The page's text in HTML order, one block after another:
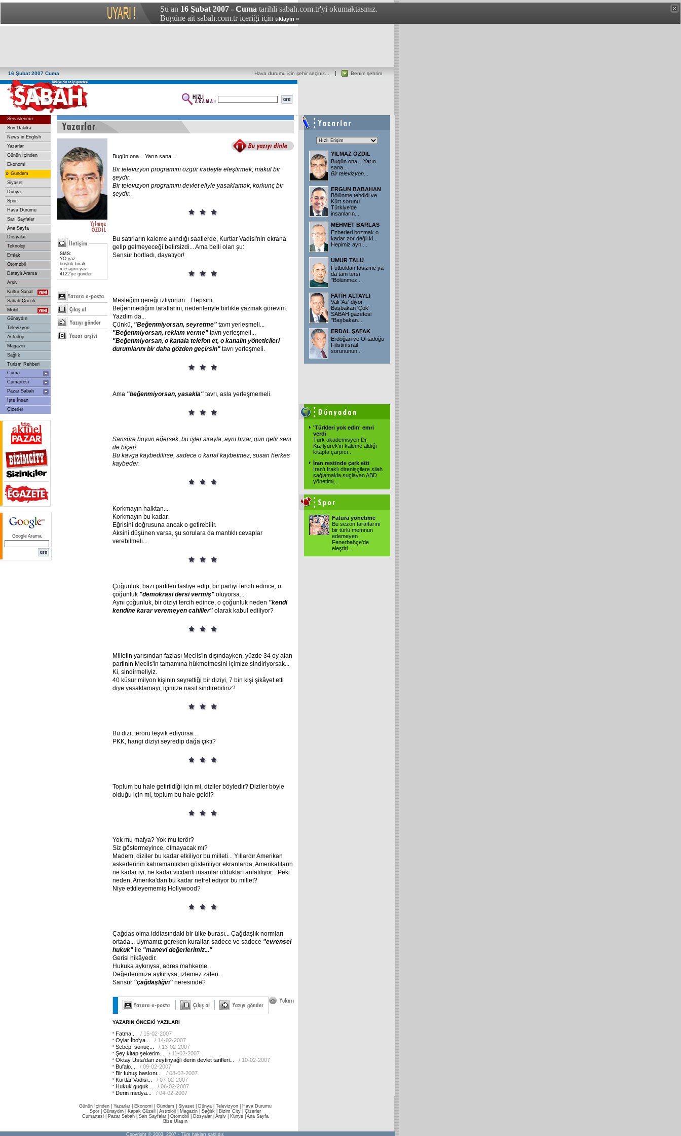
Şu an 16 Şubat 2007 - Cuma tarihli sabah.com.tr'yi okumaktasınız.
Bugüne ait sabah.com.tr içeriği için tıklayın »
16 Şubat 2007 Cuma Benim şehrim
Hava durumu için şehir seçiniz...
Servislerimiz
Son Dakika
News in English
Yazarlar
Günün İçinden
Ekonomi
» Gündem
Siyaset
Dünya
Spor
Hava Durumu
Sarı Sayfalar
Ana Sayfa
Dosyalar
Teknoloji
Emlak
Otomobil
Detaylı Arama
Arşiv
Kültür Sanat
Sabah Çocuk
Mobil
Günaydın
Televizyon
Astroloji
Magazin
Sağlık
Turizm Rehberi
Cuma
Cumartesi
Pazar Sabah
İşte İnsan
Çizerler
Google Arama
SMS:
YO yaz
boşluk bırak
mesajını yaz
4122'ye gönder
Bugün ona... Yarın sana...
Bir televizyon programını özgür iradeyle eleştirmek, makul bir
şeydir.
Bir televizyon programını devlet eliyle yasaklamak, korkunç bir
şeydir.
Bu satırların kaleme alındığı saatlerde, Kurtlar Vadisi'nin ekrana
gelip gelmeyeceği belirsizdi... Ama belli olan şu:
Sansür hortladı, dayatıyor!
Mesleğim gereği izliyorum... Hepsini.
Beğenmediğim taraflarını, nedenleriyle birlikte yazmak görevim.
Yazdım da...
Çünkü, "Beğenmiyorsan, seyretme" tavrı yerleşmeli...
"Beğenmiyorsan, reklam verme" tavrı yerleşmeli...
"Beğenmiyorsan, o kanala telefon et, o kanalın yöneticileri
durumlarını bir daha gözden geçirsin" tavrı yerleşmeli.
Ama "beğenmiyorsan, yasakla" tavrı, asla yerleşmemeli.
Sansüre boyun eğersek, bu işler sırayla, aynı hızar, gün gelir seni
de biçer!
Bu kavga kaybedilirse, sadece o kanal kaybetmez, susan herkes
kaybeder.
Korkmayın halktan...
Korkmayın bu kadar.
Eğrisini doğrusuna ancak o getirebilir.
Aksini düşünen varsa, şu sorulara da mantıklı cevaplar
verebilmeli...
Çoğunluk, bazı partileri tasfiye edip, bir partiyi tercih edince, o
çoğunluk "demokrasi dersi vermiş" oluyorsa...
Aynı çoğunluk, bir diziyi tercih edince, o çoğunluk neden "kendi
kendine karar veremeyen cahiller" olarak kabul ediliyor?
Milletin yarısından fazlası Meclis'in dışındayken, yüzde 34 oy alan
partinin Meclis'in tamamına hükmetmesini içimize sindiriyorsak...
Ki, sindirmeliyiz.
40 küsur milyon kişinin seyrettiği bir diziyi, 7 bin kişi şikâyet etti
diye yasaklamayı, içimize nasıl sindirebiliriz?
Bu dizi, terörü teşvik ediyorsa...
PKK, hangi diziyi seyredip dağa çıktı?
Toplum bu hale getirildiği için mi, diziler böyledir? Diziler böyle
olduğu için mi, toplum bu hale geldi?
Yok mu mafya? Yok mu terör?
Siz göstermeyince, olmayacak mı?
Madem, diziler bu kadar etkiliyor bu milleti... Yıllardır Amerikan
askerlerinin kahramanlıkları gösteriliyor ekranlarda, Amerikalıların
ne kadar iyi, ne kadar vicdanlı insanlar oldukları anlatılıyor... Peki
neden, Amerika'dan bu kadar nefret ediyor bu millet?
Niye etkileyememiş Hollywood?
Çağdaş olma iddiasındaki bir ülke burası... Çağdaşlık normları
ortada... Uymamız gereken kurallar, sadece ve sadece "evrensel
hukuk" ile "manevi değerlerimiz..."
Gerisi hikâyedir.
Hukuka aykırıysa, adres mahkeme.
Değerlerimize aykırıysa, izlemez zaten.
Sansür "çağdaşlığın" neresinde?
YAZARIN ÖNCEKİ YAZILARI
Fatma...
/ 15-02-2007
Oylar İbo'ya...
/ 14-02-2007
Sebep, sonuç...
/ 13-02-2007
Şey kitap şekerim...
/ 11-02-2007
Oktay Usta'dan zeytinyağlı derin devlet tarifleri...
/ 10-02-2007
Bufalo...
/ 09-02-2007
Bir fuhuş baskını...
/ 08-02-2007
Kurtlar Vadisi...
/ 07-02-2007
Hukuk guguk...
/ 06-02-2007
Derin medya...
/ 04-02-2007
YILMAZ ÖZDİL
Bugün ona... Yarın
sana...
Bir televizyon
ERGUN BABAHAN
Bölünme tehdidi ve
Kürt sorunu
Türkiye'de
insanların...
MEHMET BARLAS
Ezberleri bozmak o
kadar zor değil ki...
Hepimiz aynı...
UMUR TALU
Futboldan faşizme ya
da tam tersi
"Bölünmez...
FATİH ALTAYLI
Vali 'Az' diyor,
Başbakan 'Çok'
SABAH gazetesi
"Başbakan...
ERDAL ŞAFAK
Erdoğan ve Ortadoğu
Filistinİsrail
sorununun...
'Türkleri yok edin' emri
verdi
Türk akademisyen Dr.
Kızılyürek'in kaleme aldığı
kitapta çarpıcı...
İran restinde çark etti
İran'ı Iraklı direnişçilere silah
sağlamakla suçlayan ABD
yönetimi,...
Fatura yönetime
Bu sezon taraftarını
bir türlü memnun
edemeyen
Fenerbahçe'de
eleştiri...
Günün İçinden Yazarlar Ekonomi Gündem Siyaset Dünya | Televizyon
Hava Durumu
Spor
Günaydın Kapak Güzeli Astroloji Magazin Sağlık Bizim City
Çizerler
Cumartesi
Pazar Sabah Sarı Sayfalar Otomobil Dosyalar Arşiv Künye
Ana Sayfa
Bize Ulaşın
Copyright © 2003, 2007 - Tüm hakları saklıdır.